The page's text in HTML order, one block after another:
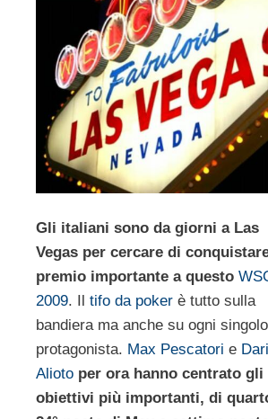
Gli italiani sono da giorni a Las
Vegas per cercare di
premio importante a questo
2009. Il tifo da poker è tutto sulla
bandiera ma anche su ogni singolo
protagonista. Max Pescatori e
Alioto per ora hanno centrato gli
obiettivi più importanti, di